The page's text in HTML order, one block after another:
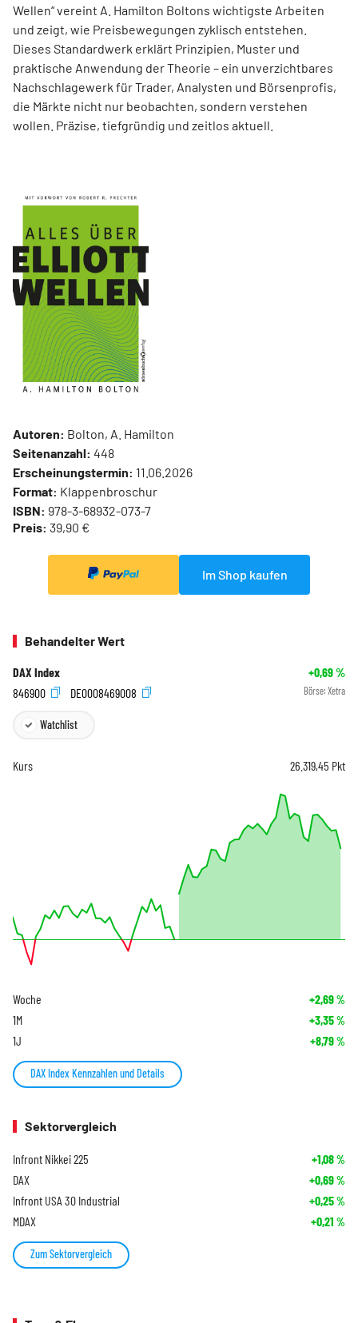
Wellen“ vereint A. Hamilton Boltons wichtigste Arbeiten
und zeigt, wie Preisbewegungen zyklisch entstehen.
Dieses Standardwerk erklärt Prinzipien, Muster und
praktische Anwendung der Theorie – ein unverzichtbares
Nachschlagewerk für Trader, Analysten und Börsenprofis,
die Märkte nicht nur beobachten, sondern verstehen
wollen. Präzise, tiefgründig und zeitlos aktuell.
Autoren: Bolton, A. Hamilton
Seitenanzahl: 448
Erscheinungstermin: 11.06.2026
Format: Klappenbroschur
ISBN: 978-3-68932-073-7
Preis: 39,90 €
Im Shop kaufen
Behandelter Wert
DAX Index +0,69%
846900
DE0008469008 Börse: Xetra
Watchlist
Kurs 26.319,45 Pkt
Woche +2,69%
1M +3,35%
1J +8,79%
DAX Index Kennzahlen und Details
Sektorvergleich
Infront Nikkei 225 +1,08%
DAX +0,69%
Infront USA 30 Industrial +0,25%
MDAX +0,21 %
Zum Sektorvergleich